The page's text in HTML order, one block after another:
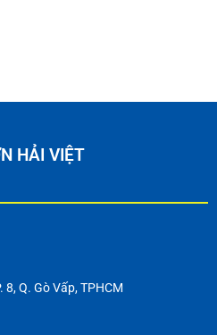
HẢI VIỆT
8, Q. Gò Vấp, TPHCM